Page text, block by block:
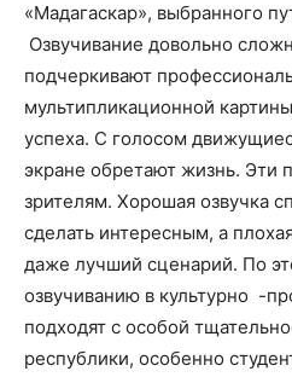
«Мадагаскар», выбранного
Озвучивание довольно
подчеркивают
мультипликационной
успеха. С голосом
экране обретают жизнь. Эти
зрителям. Хорошая озвучка
сделать интересным, а
даже лучший сценарий. По
озвучиванию в культурно -
подходят с особой
республики, особенно